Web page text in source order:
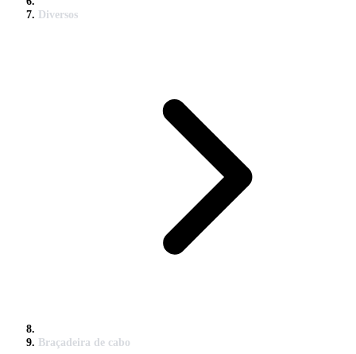
Diversos
Braçadeira de cabo